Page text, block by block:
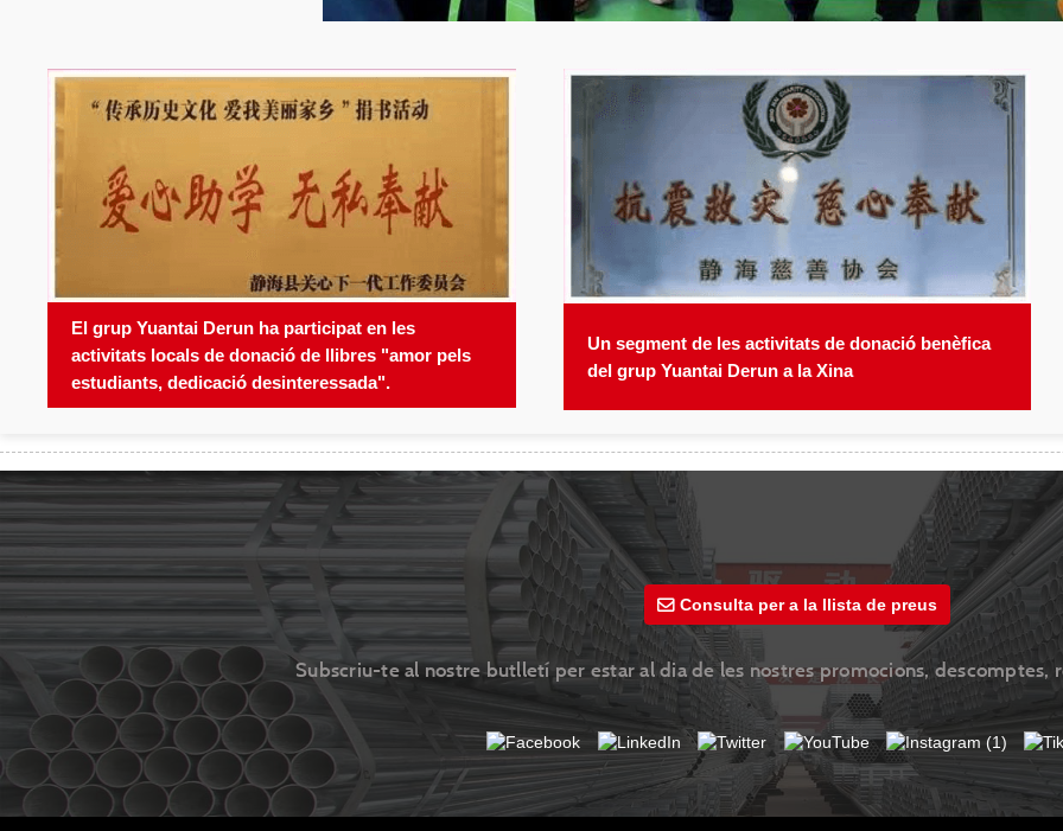
El grup Yuantai Derun ha participat en les
activitats locals de donació de llibres "amor pels
estudiants, dedicació desinteressada".
Un segment de les activitats de donació benèfica
del grup Yuantai Derun a la Xina
Consulta per a la llista de preus
Subscriu-te al nostre butlletí per estar al dia de les nostres promocions, descomptes,